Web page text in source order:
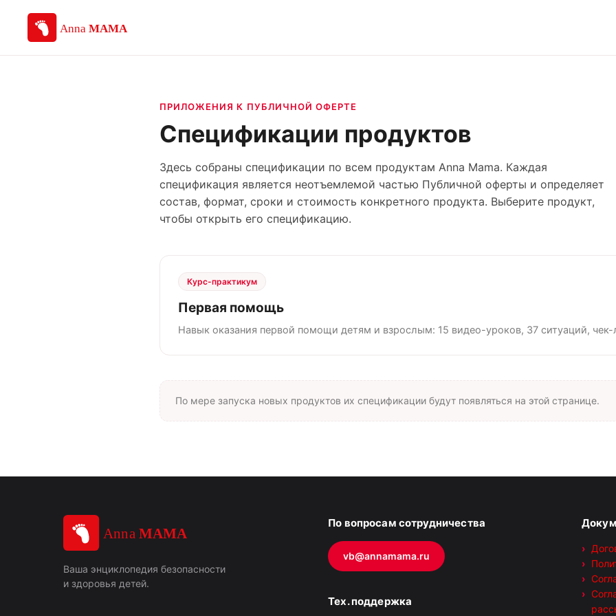
ПРИЛОЖЕНИЯ К ПУБЛИЧНОЙ ОФЕРТЕ
Спецификации продуктов
Здесь собраны спецификации по всем продуктам Anna Mama. Каждая
спецификация является неотъемлемой частью Публичной оферты и определяет
состав, формат, сроки и стоимость конкретного продукта. Выберите продукт,
чтобы открыть его спецификацию.
Курс-практикум
Первая помощь
Навык оказания первой помощи детям и взрослым: 15 видео-уроков, 37 ситуаций, чек-
По мере запуска новых продуктов их спецификации будут появляться на этой странице.
Ваша энциклопедия безопасности
и здоровья детей.
По вопросам сотрудничества
vb@annamama.ru
Тех. поддержка